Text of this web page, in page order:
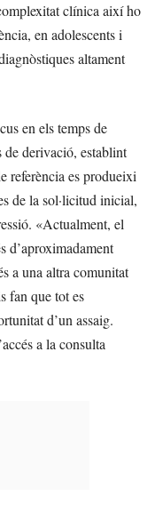
clínica així ho
en adolescents i
altament
en els temps de
de derivació, establint
referència es produeixi
de la sol·licitud inicial,
«Actualment, el
d’aproximadament
a una altra comunitat
fan que tot es
d’un assaig.
a la consulta